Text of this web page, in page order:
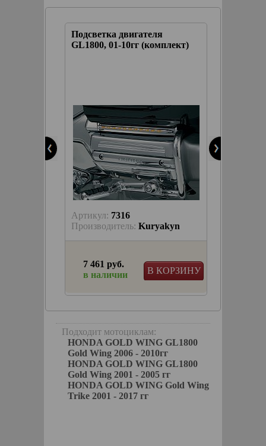
Подсветка двигателя
GL1800, 01-10гг (комплект)
Артикул: 7316
Производитель: Kuryakyn
В КОРЗИНУ
7 461 руб.
в наличии
Подходит мотоциклам:
HONDA GOLD WING GL1800
Gold Wing 2006 - 2010гг
HONDA GOLD WING GL1800
Gold Wing 2001 - 2005 гг
HONDA GOLD WING Gold Wing
Trike 2001 - 2017 гг